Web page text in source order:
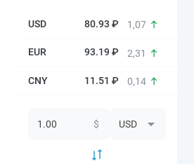
80.93 ₽ 1,07
93.19 ₽ 2,31
11.51 ₽ 0,14
$